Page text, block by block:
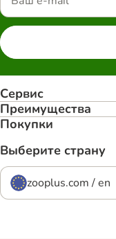
Сервис
Преимуществa
Покупки
Выберите страну
zooplus.com / en